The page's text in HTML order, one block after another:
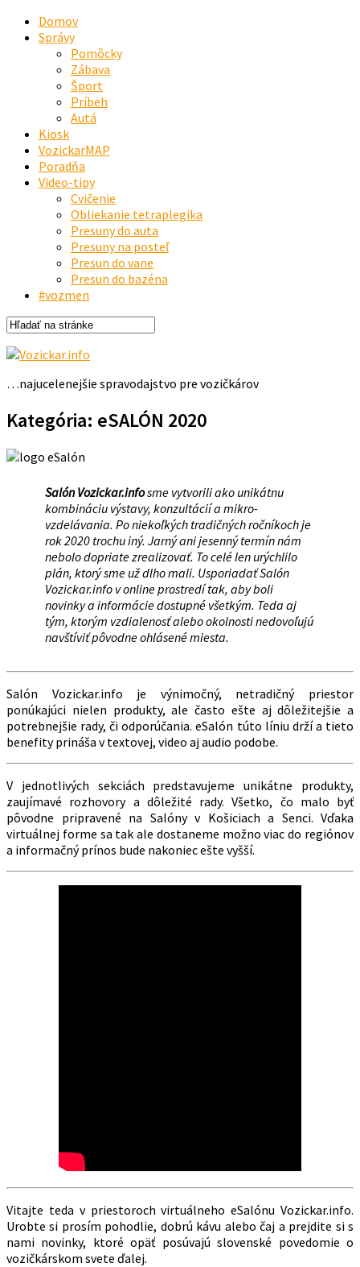
Domov
Správy
Pomôcky
Zábava
Šport
Príbeh
Autá
Kiosk
VozickarMAP
Poradňa
Video-tipy
Cvičenie
Obliekanie tetraplegika
Presuny do auta
Presuny na posteľ
Presun do vane
Presun do bazéna
#vozmen
…najucelenejšie spravodajstvo pre vozičkárov
Kategória: eSALÓN 2020
Salón Vozickar.infosme vytvorili ako unikátnu
kombináciu výstavy, konzultácií a mikro-
vzdelávania. Po niekoľkých tradičných ročníkoch je
rok 2020 trochu iný. Jarný ani jesenný termín nám
nebolo dopriate zrealizovať. To celé len urýchlilo
plán, ktorý sme už dlho mali. Usporiadať Salón
Vozickar.info v online prostredí tak, aby boli
novinky a informácie dostupné všetkým. Teda aj
tým, ktorým vzdialenosť alebo okolnosti nedovoľujú
navštíviť pôvodne ohlásené miesta.
Salón Vozickar.info je výnimočný, netradičný priestor
ponúkajúci nielen produkty, ale často ešte aj dôležitejšie a
potrebnejšie rady, či odporúčania. eSalón túto líniu drží a tieto
benefity prináša v textovej, video aj audio podobe.
V jednotlivých sekciách predstavujeme unikátne produkty,
zaujímavé rozhovory a dôležité rady. Všetko, čo malo byť
pôvodne pripravené na Salóny v Košiciach a Senci. Vďaka
virtuálnej forme sa tak ale dostaneme možno viac do regiónov
a informačný prínos bude nakoniec ešte vyšší.
Vitajte teda v priestoroch virtuálneho eSalónu Vozickar.info.
Urobte si prosím pohodlie, dobrú kávu alebo čaj a prejdite si s
nami novinky, ktoré opäť posúvajú slovenské povedomie o
vozičkárskom svete ďalej.